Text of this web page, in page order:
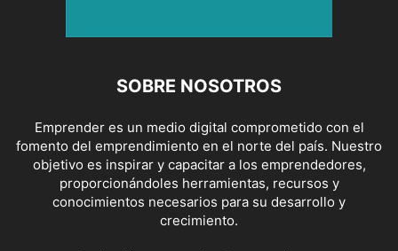
SOBRE NOSOTROS
Emprender es un medio digital comprometido con el
fomento del emprendimiento en el norte del país. Nuestro
objetivo es inspirar y capacitar a los emprendedores,
proporcionándoles herramientas, recursos y
conocimientos necesarios para su desarrollo y
crecimiento.